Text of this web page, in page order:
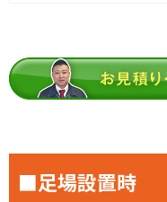
■足場設置時